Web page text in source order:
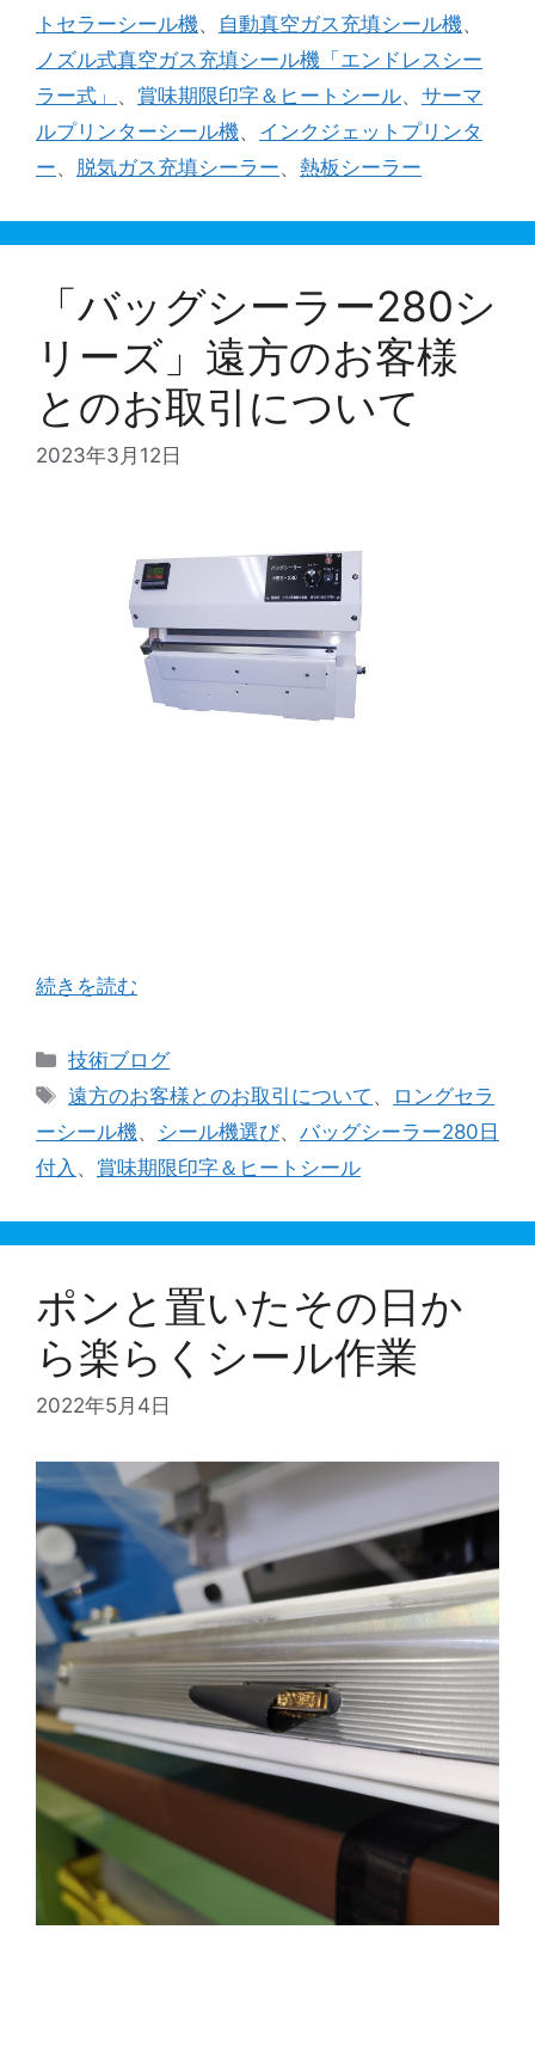
ー
トセラーシール機、 自動真空ガス充填シール機、
ノズル式真空ガス充填シール機「エンドレスシー
ラー式」 、 賞味期限印字＆ヒートシール、 サーマ
ルプリンターシール機、 インクジェットプリンタ
ー、 脱気ガス充填シーラー、 熱板シーラー
「バッグシーラー280シ
リーズ」遠方のお客様
とのお取引について
2023年3月12日
続きを読む
カ
テ
リ
ー
技術ブログ
タ
遠方のお客様とのお取引について 、
ロングセラ
ーシール機、 シール機選び、 バッグシーラー280日
付入 、 賞味期限印字＆ヒートシール
ポンと置いたその日か
ら楽らくシール作業
2022年5月4日